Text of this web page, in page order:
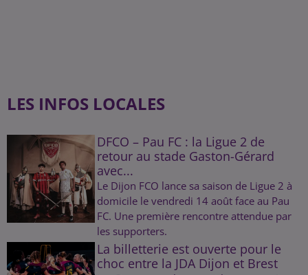
LES INFOS LOCALES
DFCO – Pau FC : la Ligue 2 de
retour au stade Gaston-Gérard
avec...
Le Dijon FCO lance sa saison de Ligue 2 à
domicile le vendredi 14 août face au Pau
FC. Une première rencontre attendue par
les supporters.
La billetterie est ouverte pour le
choc entre la JDA Dijon et Brest